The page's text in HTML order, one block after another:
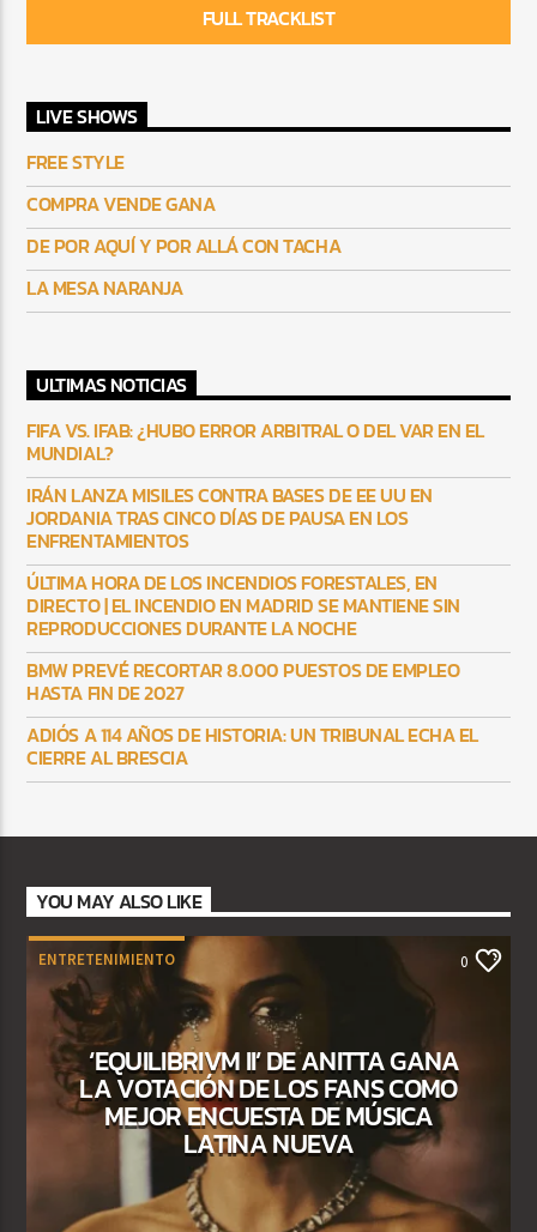
FULL TRACKLIST
LIVE SHOWS
FREE STYLE
COMPRA VENDE GANA
DE POR AQUÍ Y POR ALLÁ CON TACHA
LA MESA NARANJA
ULTIMAS NOTICIAS
FIFA VS. IFAB: ¿HUBO ERROR ARBITRAL O DEL VAR EN EL
MUNDIAL?
IRÁN LANZA MISILES CONTRA BASES DE EE UU EN
JORDANIA TRAS CINCO DÍAS DE PAUSA EN LOS
ENFRENTAMIENTOS
ÚLTIMA HORA DE LOS INCENDIOS FORESTALES, EN
DIRECTO | EL INCENDIO EN MADRID SE MANTIENE SIN
REPRODUCCIONES DURANTE LA NOCHE
BMW PREVÉ RECORTAR 8.000 PUESTOS DE EMPLEO
HASTA FIN DE 2027
ADIÓS A 114 AÑOS DE HISTORIA: UN TRIBUNAL ECHA EL
CIERRE AL BRESCIA
YOU MAY ALSO LIKE
ENTRETENIMIENTO 0
‘EQUILIBRIVM II’ DE ANITTA GANA
LA VOTACIÓN DE LOS FANS COMO
MEJOR ENCUESTA DE MÚSICA
LATINA NUEVA